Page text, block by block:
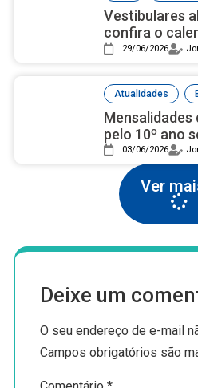
Vestibulares
confira o
universidades
29/06/2026
Atualidades ,
Mensalidades
pelo 10º ano
motivos
03/06/2026
Ver
Deixe um
O seu endereço de e-mail
Campos obrigatórios são